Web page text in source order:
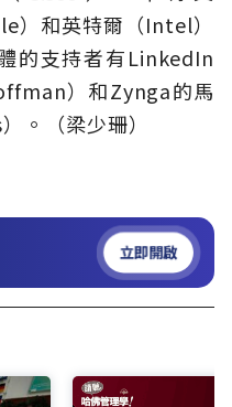
）和英特爾（Intel）
的支持者有LinkedIn
）和Zynga的馬
。（梁少珊）
立即開啟